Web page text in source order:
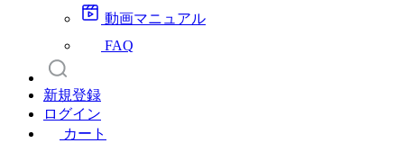
動画マニュアル
FAQ
新規登録
ログイン
カート